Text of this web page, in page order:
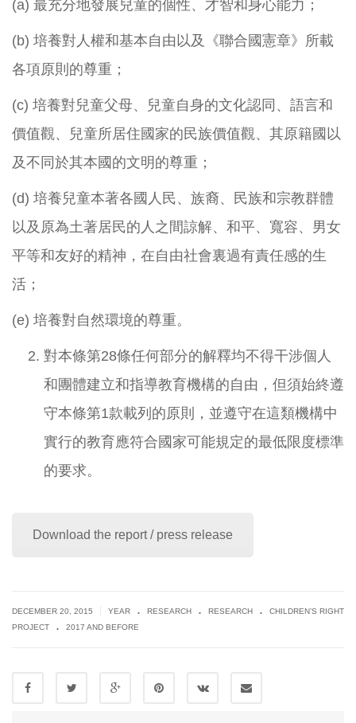
(a) 最充分地發展兒童的個性、才智和身心能力；
(b) 培養對人權和基本自由以及《聯合國憲章》所載
各項原則的尊重；
(c) 培養對兒童父母、兒童自身的文化認同、語言和
價值觀、兒童所居住國家的民族價值觀、其原籍國以
及不同於其本國的文明的尊重；
(d) 培養兒童本著各國人民、族裔、民族和宗教群體
以及原為土著居民的人之間諒解、和平、寬容、男女
平等和友好的精神，在自由社會裏過有責任感的生
活；
(e) 培養對自然環境的尊重。
對本條第28條任何部分的解釋均不得干涉個人
和團體建立和指導教育機構的自由，但須始終遵
守本條第1款載列的原則，並遵守在這類機構中
實行的教育應符合國家可能規定的最低限度標準
的要求。
Download the report / press release
DECEMBER 20, 2015 YEAR . RESEARCH . RESEARCH .
CHILDREN’S RIGHT
PROJECT
. 2017 AND BEFORE